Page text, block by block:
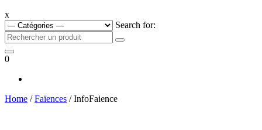
x
Search for:
0
Home /Faïences / InfoFaience